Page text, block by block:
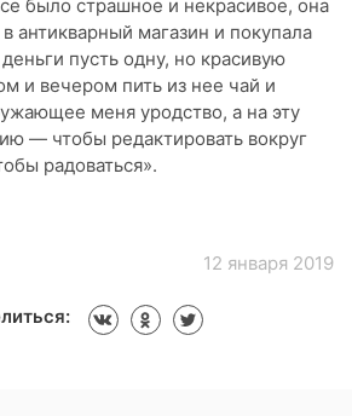
было страшное и некрасивое, она
антикварный магазин и покупала
пусть одну, но красивую
и вечером пить из нее чай и
меня уродство, а на эту
— чтобы редактировать вокруг
радоваться».
12 января 2019